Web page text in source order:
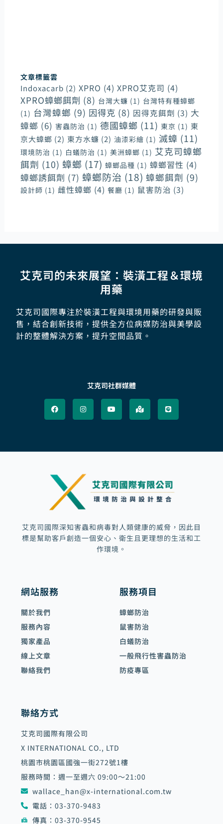
文章標籤雲
Indoxacarb (2) XPRO (4) XPRO艾克司 (4)
XPRO蟑螂餌劑 (8) 台灣大蠊 (1) 台灣特有種蟑螂
(1) 台灣蟑螂 (9) 因得克 (8) 因得克餌劑 (3) 大
蟑螂 (6) 害蟲防治 (1) 德國蟑螂 (11) 東京 (1) 東
京大蟑螂 (2) 東方水蠊 (2) 油漆彩繪 (1) 滅蟑 (11)
環境防治 (1) 白蟻防治 (1) 美洲蟑螂 (1) 艾克司蟑螂
餌劑 (10) 蟑螂 (17) 蟑螂品種 (1) 蟑螂習性 (4)
蟑螂誘餌劑 (7) 蟑螂防治 (18) 蟑螂餌劑 (9)
設計師 (1) 雌性蟑螂 (4) 餐廳 (1) 鼠害防治 (3)
艾克司的未來展望：裝潢工程＆環境
用藥
艾克司國際專注於裝潢工程與環境用藥的研發與販
售，結合創新技術，提供全方位病媒防治與美學設
計的整體解決方案，提升空間品質。
艾克司社群媒體
a
c
e
b
n
s
t
a
m
o
u
u
a
p
-
m
e
l
t
i
n
e
艾克司國際深知害蟲和病毒對人類健康的威脅，因此目
標是幫助客戶創造一個安心、衛生且更理想的生活和工
作環境。
網站服務
關於我們
服務內容
獨家產品
線上文章
聯絡我們
服務項目
蟑螂防治
鼠害防治
白蟻防治
一般飛行性害蟲防治
防疫專區
聯絡方式
艾克司國際有限公司
X INTERNATIONAL CO., LTD
桃園市桃園區國強一街272號1樓
服務時間：週一至週六 09:00～21:00
wallace_han@x-international.com.tw
電話：03-370-9483
傳真：03-370-9545